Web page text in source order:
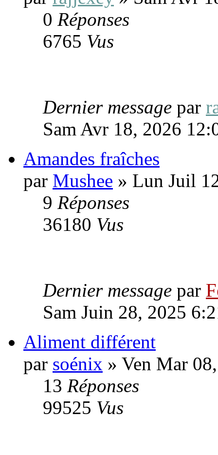
0 Réponses
6765 Vus
Dernier message par
Sam Avr 18, 2026
Amandes fraîches
par Mushee » Lun Juil
9 Réponses
36180 Vus
Dernier message par
Sam Juin 28, 2025
Aliment différent
par soénix » Ven Mar
13 Réponses
99525 Vus